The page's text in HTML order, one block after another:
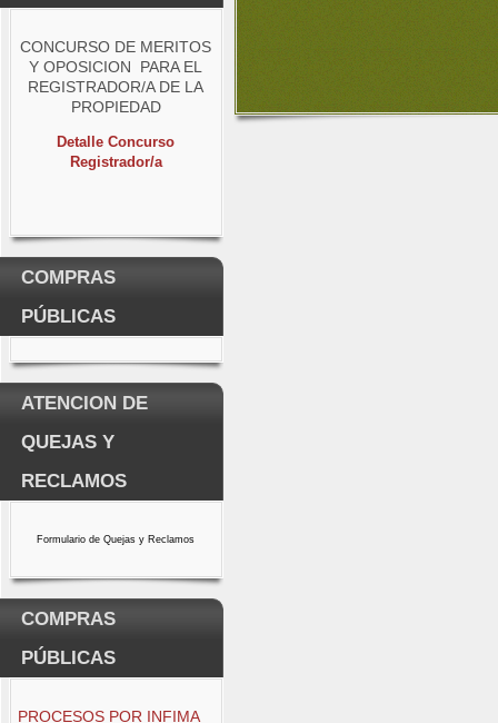
CONCURSO DE MERITOS
Y OPOSICION PARA EL
REGISTRADOR/A DE LA
PROPIEDAD
Detalle Concurso
Registrador/a
COMPRAS
PÚBLICAS
ATENCION DE
QUEJAS Y
RECLAMOS
Formulario de Quejas y Reclamos
COMPRAS
PÚBLICAS
PROCESOS POR INFIMA